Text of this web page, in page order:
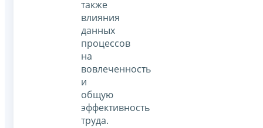
также
влияния
данных
процессов
на
вовлеченность
и
общую
эффективность
труда.